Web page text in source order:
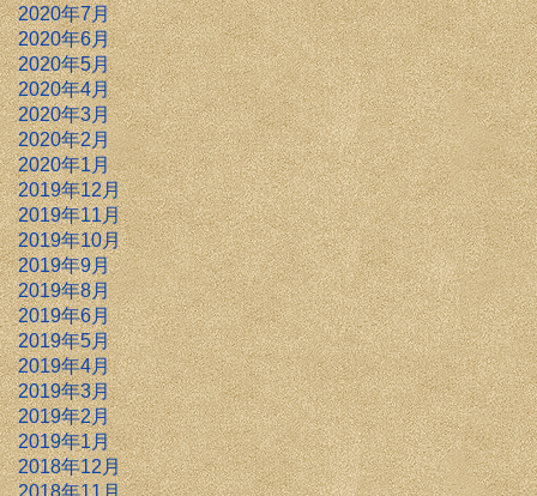
2020年7月
2020年6月
2020年5月
2020年4月
2020年3月
2020年2月
2020年1月
2019年12月
2019年11月
2019年10月
2019年9月
2019年8月
2019年6月
2019年5月
2019年4月
2019年3月
2019年2月
2019年1月
2018年12月
2018年11月